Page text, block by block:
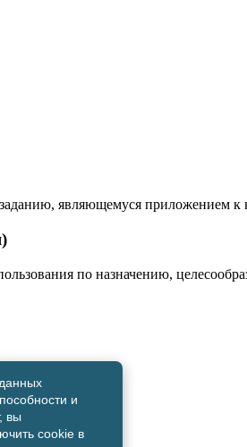
являющемуся приложением к
по назначению,
и
вы
cookie в